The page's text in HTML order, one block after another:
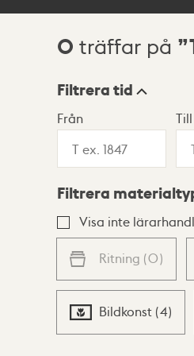
Sökresultat
0 träffar på
Visningsläge
Lista Karta
Filtrera tid
Från Till
Filtrera
Visa inte
Ritning (0)
Bildkonst (4)